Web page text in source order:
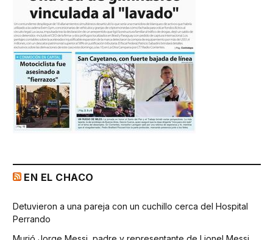
EN EL CHACO
Detuvieron a una pareja con un cuchillo cerca del Hospital
Perrando